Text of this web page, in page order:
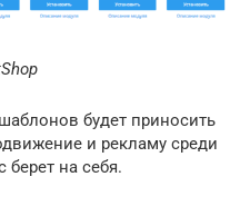
будет приносить
и рекламу среди
берет на себя.